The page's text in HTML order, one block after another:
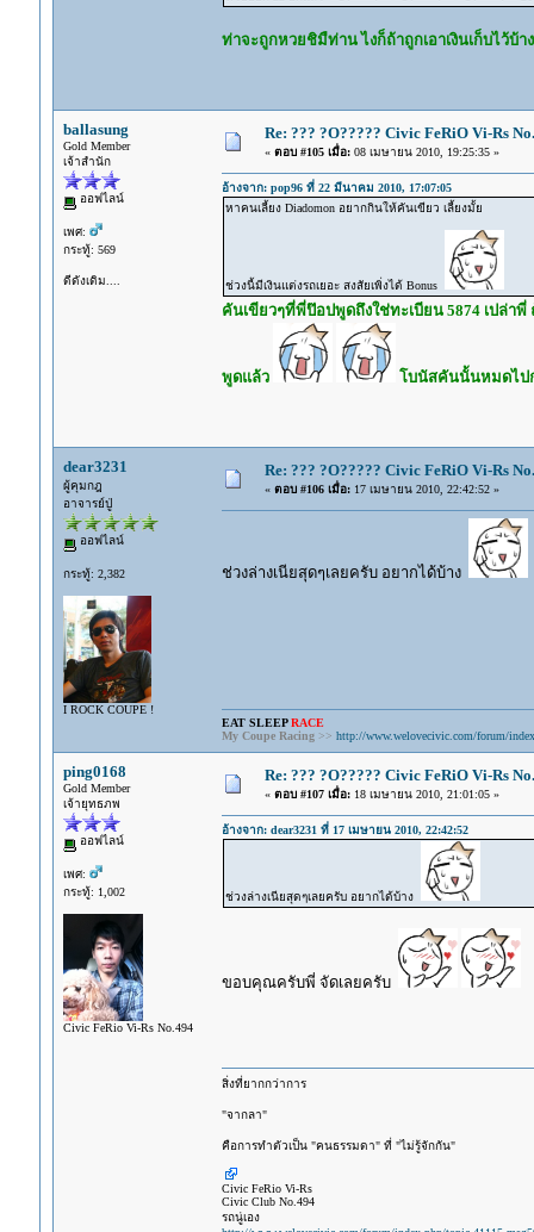
ท่าจะถูกหวยชิมืท่าน ไงก็ถ้าถูกเอาเงินเก็บไว้บ้
ballasung
Gold Member
เจ้าสำนัก
ออฟไลน์
เพศ:
กระทู้: 569
ดีดังเดิม....
Re: ??? ?O????? Civic FeRiO Vi-Rs
« ตอบ #105 เมื่อ:08 เมษายน 2010, 19:25:35 »
อ้างจาก: pop96 ที่ 22 มีนาคม 2010, 17:07:05
หาคนเลี้ยง Diadomon อยากกินให้คันเขียว เลี้ยงมั้ย
ช่วงนี้มีเงินแต่งรถเยอะ สงสัยเพิ่งได้ Bonus
คันเขียวๆที่พี่ป๊อปพูดถึงใช่ทะเบียน 5874 เปล่า
พูดแล้ว โบนัสคันนั้นหมดไปก
dear3231
ผู้คุมกฎ
อาจารย์ปู่
ออฟไลน์
กระทู้: 2,382
I ROCK COUPE !
Re: ??? ?O????? Civic FeRiO Vi-Rs
« ตอบ #106 เมื่อ:17 เมษายน 2010, 22:42:52 »
ช่วงล่างเนียสุดๆเลยครับ อยากได้บ้าง
EAT SLEEPRACE
My Coupe Racing>> http://www.welovecivic.com/forum/
ping0168
Gold Member
เจ้ายุทธภพ
ออฟไลน์
เพศ:
กระทู้: 1,002
Civic FeRio Vi-Rs No.494
Re: ??? ?O????? Civic FeRiO Vi-Rs
« ตอบ #107 เมื่อ:18 เมษายน 2010, 21:01:05 »
อ้างจาก: dear3231 ที่ 17 เมษายน 2010, 22:42:52
ช่วงล่างเนียสุดๆเลยครับ อยากได้บ้าง
ขอบคุณครับพี่ จัดเลยครับ
สิ่งที่ยากกว่าการ
"จากลา"
คือการทำตัวเป็น "คนธรรมดา" ที่ "ไม่รู้จักกัน"
Civic FeRio Vi-Rs
Civic Club No.494
รถนู่เอง